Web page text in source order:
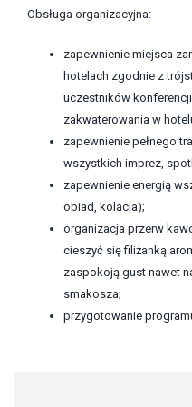
Obsługa organizacyjna:
zapewnienie miejsca
hotelach zgodnie z
uczestników
zakwaterowania w
zapewnienie pełnego
wszystkich imprez,
zapewnienie energią
obiad, kolacja);
organizacja przerw
cieszyć się filiżanką
zaspokoją gust nawet
smakosza;
przygotowanie